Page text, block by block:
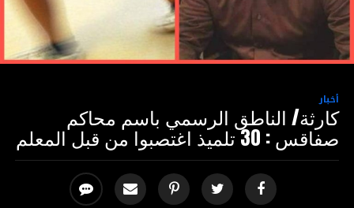
أخبار
كارثة/ الناطق الرسمي باسم محاكم
صفاقس : 30 تلميذ اغتصبوا من قبل المعلم